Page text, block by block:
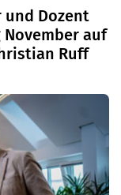
Dozent
auf
Ruff